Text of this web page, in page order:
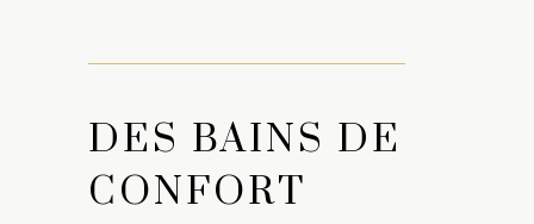
DES BAINS DE
CONFORT